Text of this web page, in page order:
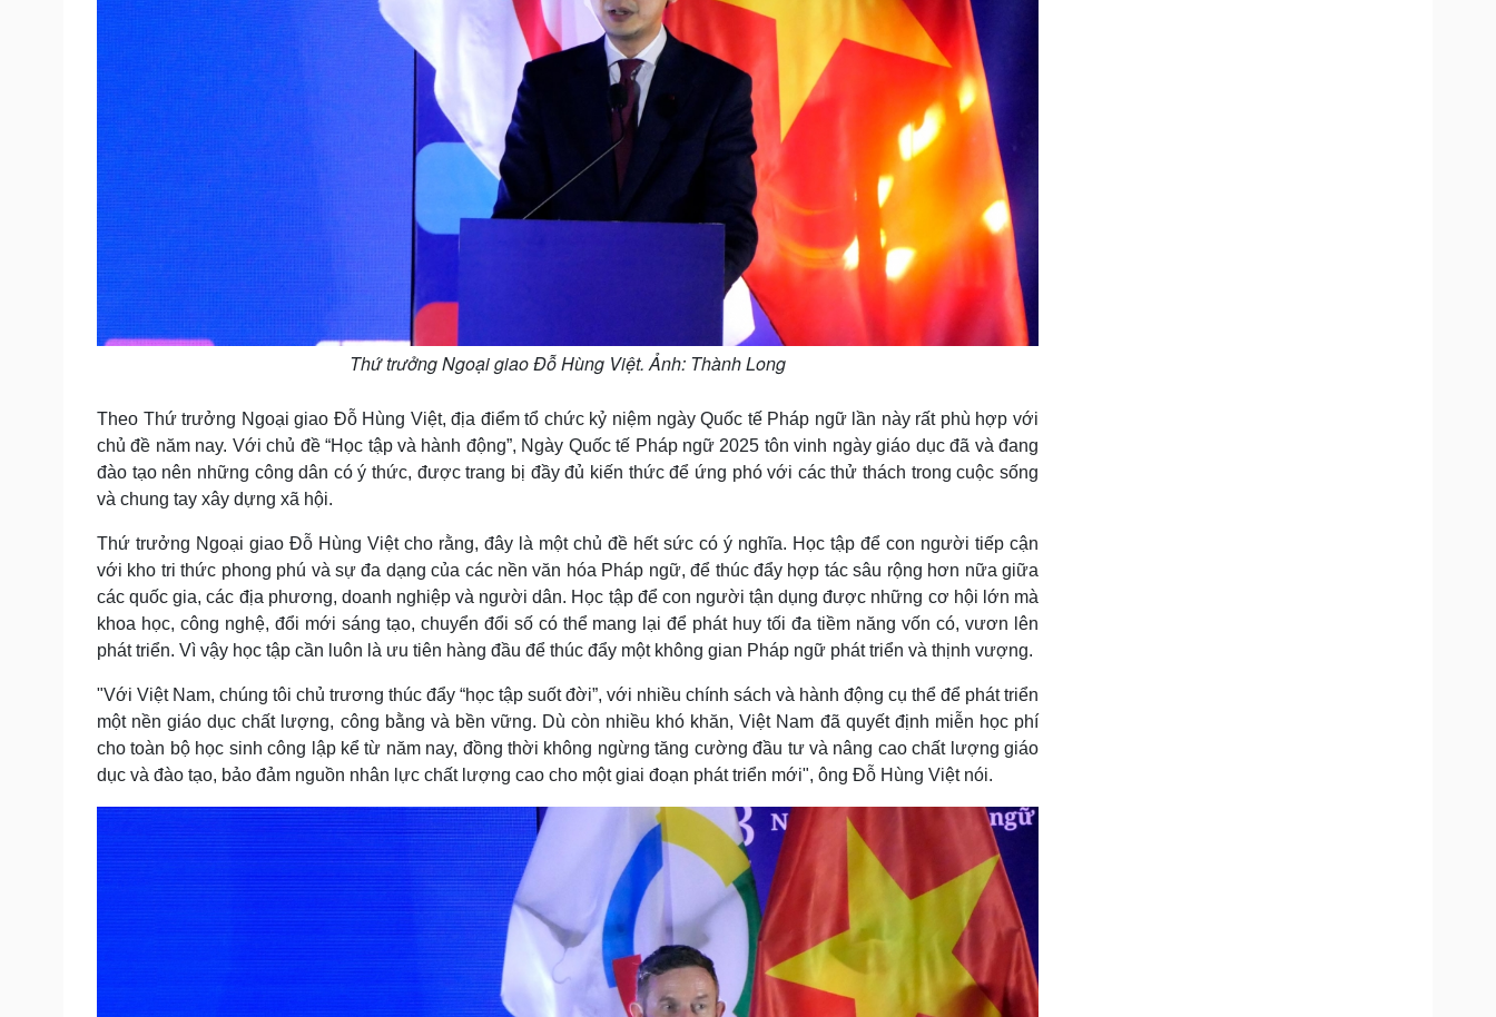
Thứ trưởng Ngoại giao Đỗ Hùng Việt. Ảnh: Thành Long
Theo Thứ trưởng Ngoại giao Đỗ Hùng Việt, địa điểm tổ chức kỷ niệm ngày Quốc tế Pháp ngữ lần này rất phù hợp với
chủ đề năm nay. Với chủ đề “Học tập và hành động”, Ngày Quốc tế Pháp ngữ 2025 tôn vinh ngày giáo dục đã và đang
đào tạo nên những công dân có ý thức, được trang bị đầy đủ kiến thức để ứng phó với các thử thách trong cuộc sống
và chung tay xây dựng xã hội.
Thứ trưởng Ngoại giao Đỗ Hùng Việt cho rằng, đây là một chủ đề hết sức có ý nghĩa. Học tập để con người tiếp cận
với kho tri thức phong phú và sự đa dạng của các nền văn hóa Pháp ngữ, để thúc đẩy hợp tác sâu rộng hơn nữa giữa
các quốc gia, các địa phương, doanh nghiệp và người dân. Học tập để con người tận dụng được những cơ hội lớn mà
khoa học, công nghệ, đổi mới sáng tạo, chuyển đổi số có thể mang lại để phát huy tối đa tiềm năng vốn có, vươn lên
phát triển. Vì vậy học tập cần luôn là ưu tiên hàng đầu để thúc đẩy một không gian Pháp ngữ phát triển và thịnh vượng.
"Với Việt Nam, chúng tôi chủ trương thúc đẩy “học tập suốt đời”, với nhiều chính sách và hành động cụ thể để phát triển
một nền giáo dục chất lượng, công bằng và bền vững. Dù còn nhiều khó khăn, Việt Nam đã quyết định miễn học phí
cho toàn bộ học sinh công lập kể từ năm nay, đồng thời không ngừng tăng cường đầu tư và nâng cao chất lượng giáo
dục và đào tạo, bảo đảm nguồn nhân lực chất lượng cao cho một giai đoạn phát triển mới", ông Đỗ Hùng Việt nói.